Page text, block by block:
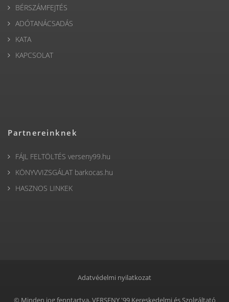
BÉRSZÁMFEJTÉS
ADÓTANÁCSADÁS
KATA
KAPCSOLAT
Partnereinknek
FÁJL FELTÖLTÉS verseny99.hu
KÖNYVVIZSGÁLAT barkocas.hu
HASZNOS LINKEK
Adatvédelmi nyilatkozat
© Minden jog fenntartva, VERSENY '99 Kereskedelmi és Szolgáltató